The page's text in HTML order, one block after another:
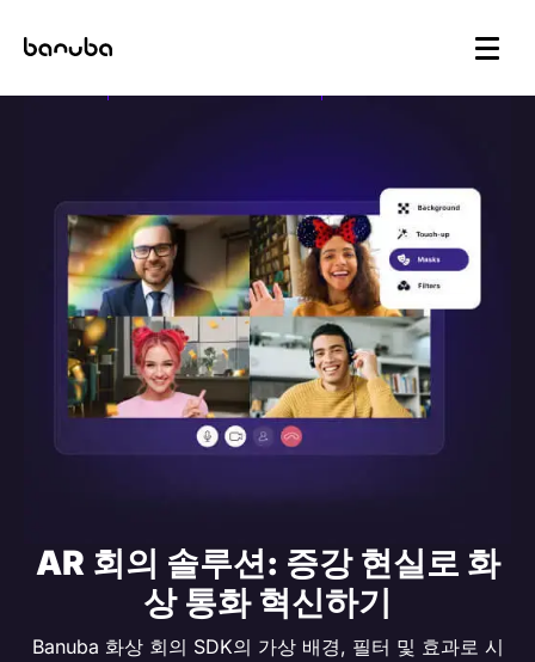
AR 회의 솔루션: 증강 현실로 화
상 통화 혁신하기
Banuba 화상 회의 SDK의 가상 배경, 필터 및 효과로 시